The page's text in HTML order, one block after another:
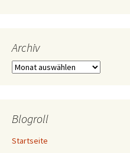
Archiv
Archiv
Blogroll
Startseite